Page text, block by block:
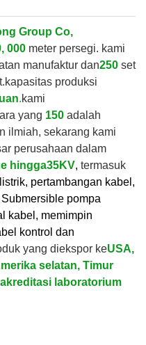
Group Co,
000 meter persegi. kami
manufaktur dan250 set
kapasitas produksi
.kami
yang 150 adalah
ilmiah, sekarang kami
perusahaan dalam
hingga35KV, termasuk
pertambangan kabel,
pompa
kabel, memimpin
kontrol dan
yang diekspor keUSA,
selatan, Timur
laboratorium